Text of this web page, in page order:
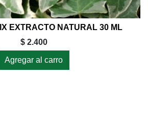
EXTRACTO NATURAL 30 ML
$ 2.400
Agregar al carro